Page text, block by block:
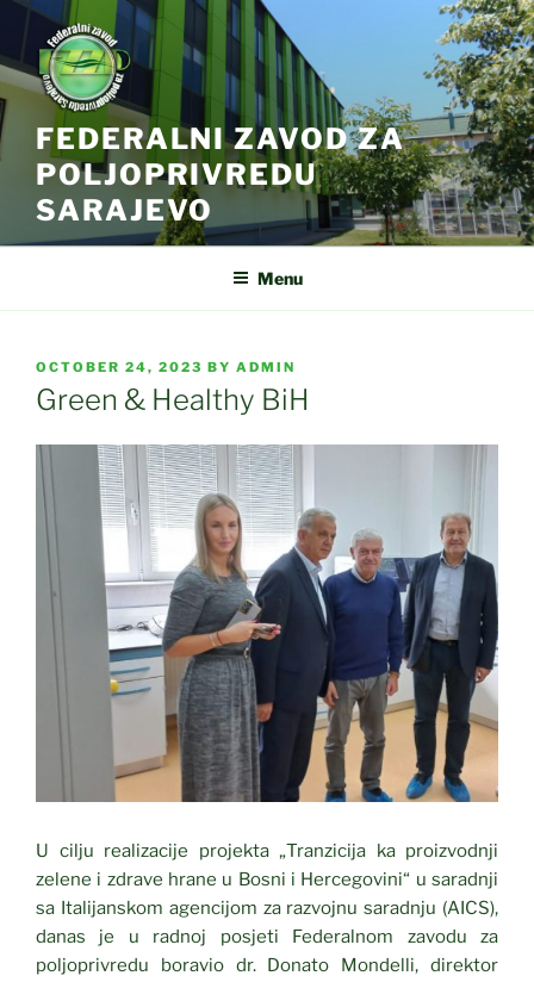
Skip
content
FEDERALNI ZAVOD ZA
POLJOPRIVREDU
SARAJEVO
Menu
POSTED
ON
OCTOBER 24, 2023 BY ADMIN
Green & Healthy BiH
U cilju realizacije projekta „Tranzicija ka proizvodnji
zelene i zdrave hrane u Bosni i Hercegovini“ u saradnji
sa Italijanskom agencijom za razvojnu saradnju (AICS),
danas je u radnoj posjeti Federalnom zavodu za
poljoprivredu boravio dr. Donato Mondelli, direktor